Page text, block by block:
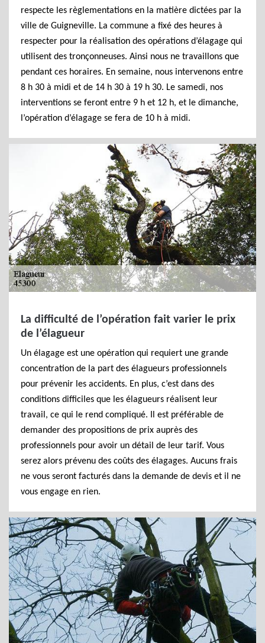
respecte les règlementations en la matière dictées par la
ville de Guigneville. La commune a fixé des heures à
respecter pour la réalisation des opérations d’élagage qui
utilisent des tronçonneuses. Ainsi nous ne travaillons que
pendant ces horaires. En semaine, nous intervenons entre
8 h 30 à midi et de 14 h 30 à 19 h 30. Le samedi, nos
interventions se feront entre 9 h et 12 h, et le dimanche,
l’opération d’élagage se fera de 10 h à midi.
La difficulté de l’opération fait varier le prix
de l’élagueur
Un élagage est une opération qui requiert une grande
concentration de la part des élagueurs professionnels
pour prévenir les accidents. En plus, c’est dans des
conditions difficiles que les élagueurs réalisent leur
travail, ce qui le rend compliqué. Il est préférable de
demander des propositions de prix auprès des
professionnels pour avoir un détail de leur tarif. Vous
serez alors prévenu des coûts des élagages. Aucuns frais
ne vous seront facturés dans la demande de devis et il ne
vous engage en rien.